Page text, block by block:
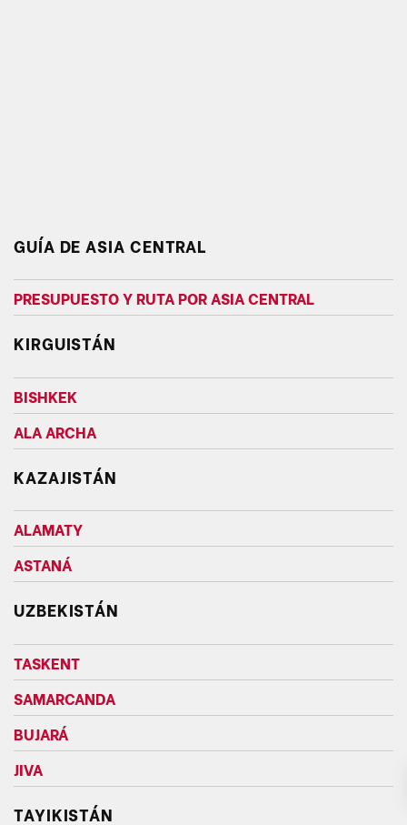
GUÍA DE ASIA CENTRAL
PRESUPUESTO Y RUTA POR ASIA CENTRAL
KIRGUISTÁN
BISHKEK
ALA ARCHA
KAZAJISTÁN
ALAMATY
ASTANÁ
UZBEKISTÁN
TASKENT
SAMARCANDA
BUJARÁ
JIVA
TAYIKISTÁN